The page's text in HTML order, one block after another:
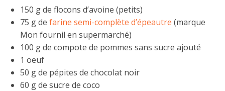
150 g de flocons d’avoine (petits)
75 g de farine semi-complète d’épeautre (marque
Mon fournil en supermarché)
100 g de compote de pommes sans sucre ajouté
1 oeuf
50 g de pépites de chocolat noir
60 g de sucre de coco